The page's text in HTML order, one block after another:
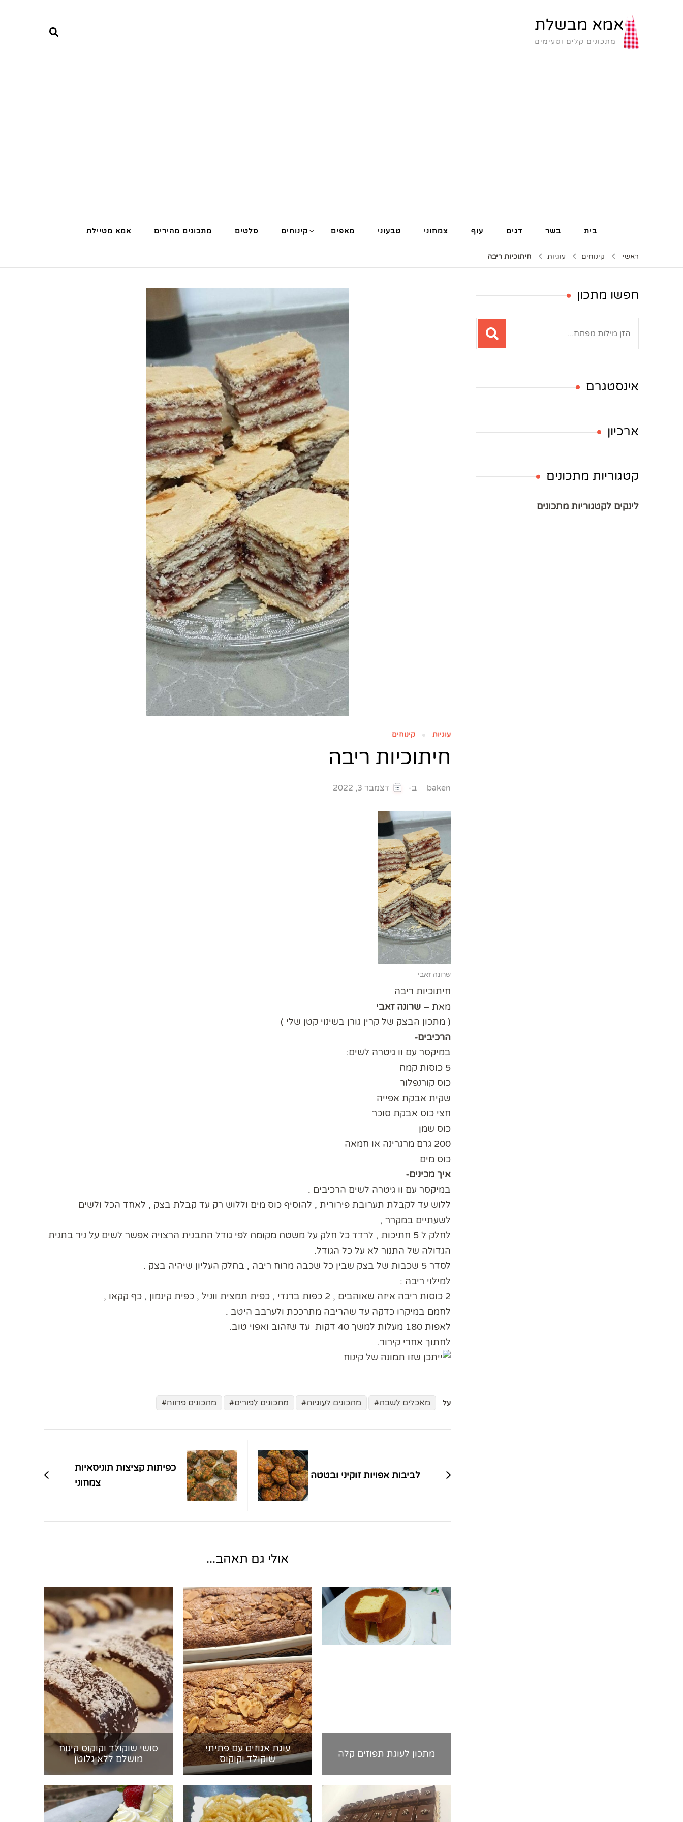
אמא מבשלת
מתכונים קלים וטעימים
בית בשר דגים עוף צמחוני טבעוני מאפים קינוחים סלטים מתכונים מהירים אמא מטיילת
ראשי קינוחים עוגיות חיתוכיות ריבה
עוגיות קינוחים
חיתוכיות ריבה
baken ב- דצמבר 3, 2022
שרונה זאבי
חיתוכיות ריבה
מאת – שרונה זאבי
( מתכון הבצק של קרין גורן בשינוי קטן שלי )
הרכיבים-
במיקסר עם וו גיטרה לשים:
5 כוסות קמח
כוס קורנפלור
שקית אבקת אפייה
חצי כוס אבקת סוכר
כוס שמן
200 גרם מרגרינה או חמאה
כוס מים
איך מכינים-
במיקסר עם וו גיטרה לשים הרכיבים .
ללוש עד לקבלת תערובת פירורית , להוסיף כוס מים וללוש רק עד קבלת בצק , לאחד הכל ולשים
לשעתיים במקרר ,
לחלק ל 5 חתיכות , לרדד כל חלק על משטח מקומח לפי גודל התבנית הרצויה אפשר לשים על ניר בתנית
הגדולה של התנור לא על כל הגודל.
לסדר 5 שכבות של בצק שבין כל שכבה מרוח ריבה , בחלק העליון שיהיה בצק .
למילוי ריבה :
2 כוסות ריבה איזה שאוהבים , 2 כפות ברנדי , כפית תמצית ווניל , כפית קינמון , כף קקאו ,
לחמם במיקרו כדקה עד שהריבה מתרככת ולערבב היטב .
לאפות 180 מעלות למשך 40 דקות עד שזהוב ואפוי טוב.
לחתוך אחרי קירור.
על מאכלים לשבת מתכונים לעוגיות מתכונים לפורים מתכונים פרווה
כפיתות קציצות תוניסאיות
צמחוני
לביבות אפויות זוקיני ובטטה
אולי גם תאהב...
מתכון לעוגת תפוזים קלה
עוגת אגוזים עם פתיתי
שוקולד וקוקוס
סושי שוקולד וקוקוס קינוח
מושלם ללא גלוטן
חפשו מתכון
אינסטגרם
ארכיון
קטגוריות מתכונים
לינקים לקטגוריות מתכונים